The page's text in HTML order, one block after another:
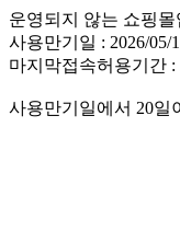
운영되지 않는 쇼핑몰
사용만기일 : 2026/05/
마지막접속허용기간 :
사용만기일에서 20일